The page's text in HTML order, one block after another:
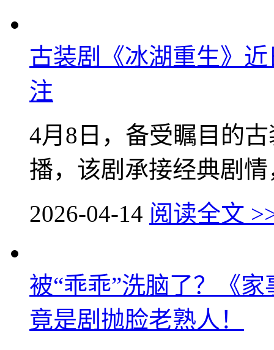
古装剧《冰湖重生》
注
4月8日，备受瞩目的
播，该剧承接经典剧
2026-04-14 阅读全文
被“乖乖”洗脑了？《
竟是剧抛脸老熟人！